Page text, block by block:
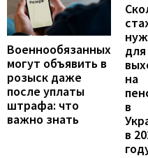
Военнообязанных
могут объявить в
розыск даже
после уплаты
штрафа: что
важно знать
для
на
в
в